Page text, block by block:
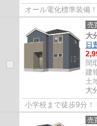
オール電化標準装備
売
大
日
間
建
土
大
小学校まで徒歩9分！
売